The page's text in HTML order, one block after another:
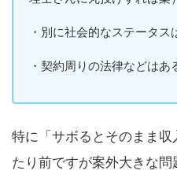
・別に社会的なステータス
・契約周りの法律などは
特に「サボるとそのまま
たり前ですが案外大きな問